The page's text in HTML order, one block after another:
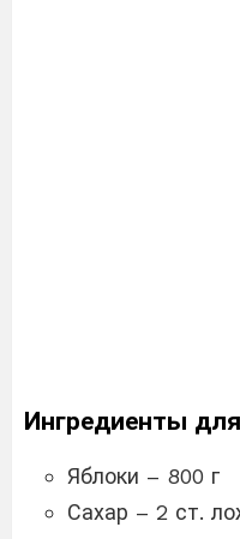
Ингредиенты
Яблоки – 800 г
Сахар – 2 ст.